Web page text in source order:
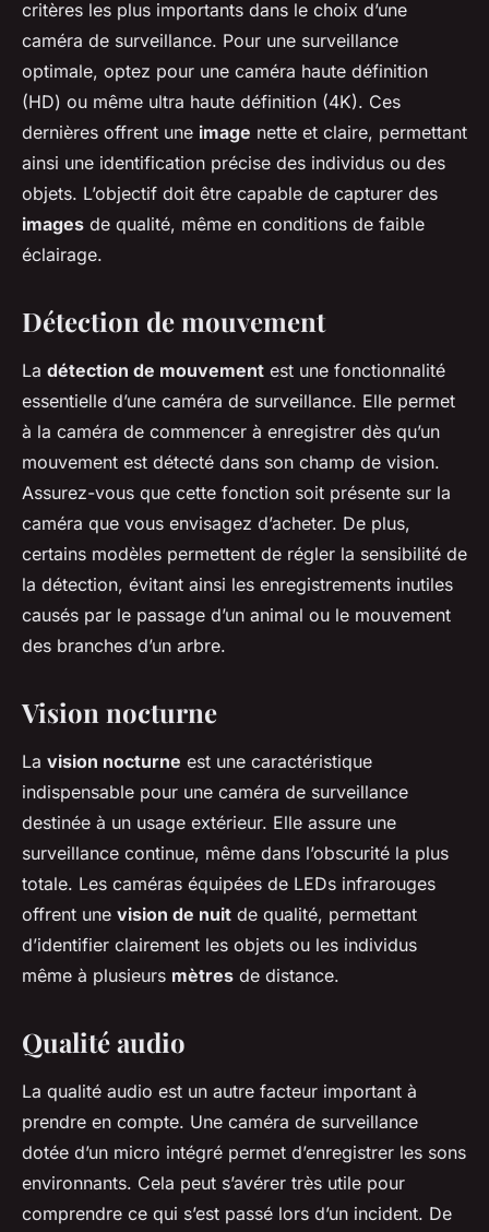
critères les plus importants dans le choix d’une
caméra de surveillance. Pour une surveillance
optimale, optez pour une caméra haute définition
(HD) ou même ultra haute définition (4K). Ces
dernières offrent une image nette et claire, permettant
ainsi une identification précise des individus ou des
objets. L’objectif doit être capable de capturer des
images de qualité, même en conditions de faible
éclairage.
Détection de mouvement
La détection de mouvement est une fonctionnalité
essentielle d’une caméra de surveillance. Elle permet
à la caméra de commencer à enregistrer dès qu’un
mouvement est détecté dans son champ de vision.
Assurez-vous que cette fonction soit présente sur la
caméra que vous envisagez d’acheter. De plus,
certains modèles permettent de régler la sensibilité de
la détection, évitant ainsi les enregistrements inutiles
causés par le passage d’un animal ou le mouvement
des branches d’un arbre.
Vision nocturne
La vision nocturne est une caractéristique
indispensable pour une caméra de surveillance
destinée à un usage extérieur. Elle assure une
surveillance continue, même dans l’obscurité la plus
totale. Les caméras équipées de LEDs infrarouges
offrent une vision de nuit de qualité, permettant
d’identifier clairement les objets ou les individus
même à plusieurs mètres de distance.
Qualité audio
La qualité audio est un autre facteur important à
prendre en compte. Une caméra de surveillance
dotée d’un micro intégré permet d’enregistrer les sons
environnants. Cela peut s’avérer très utile pour
comprendre ce qui s’est passé lors d’un incident. De